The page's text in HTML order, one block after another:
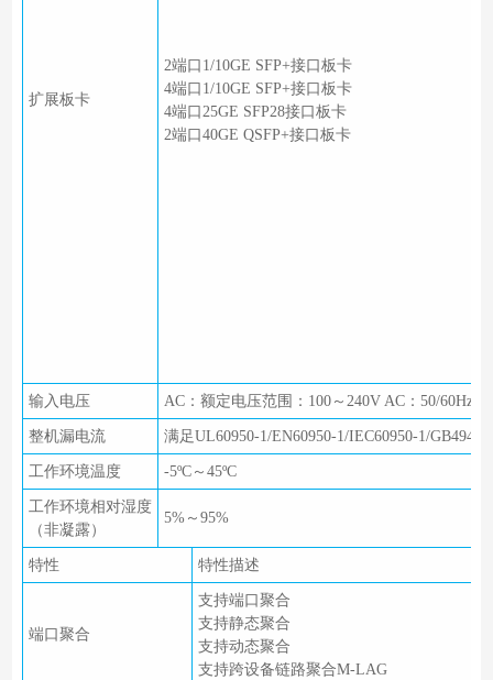
扩展板卡
2端口1/10GE SFP+接口板卡
4端口1/10GE SFP+接口板卡
4端口25GE SFP28接口板卡
2端口40GE QSFP+接口板卡
输入电压 AC：额定电压范围：100～240V AC：50/60Hz
整机漏电流 满足UL60950-1/EN60950-1/IEC60950-1/GB4943
工作环境温度 -5ºC～45ºC
工作环境相对湿度
（非凝露）
5%～95%
特性 特性描述
端口聚合
支持端口聚合
支持静态聚合
支持动态聚合
支持跨设备链路聚合M-LAG